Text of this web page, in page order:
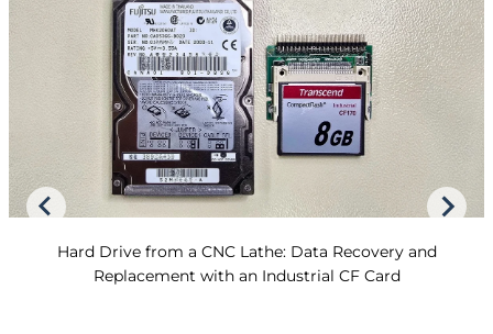
Hard Drive from a CNC Lathe: Data Recovery and
Replacement with an Industrial CF Card